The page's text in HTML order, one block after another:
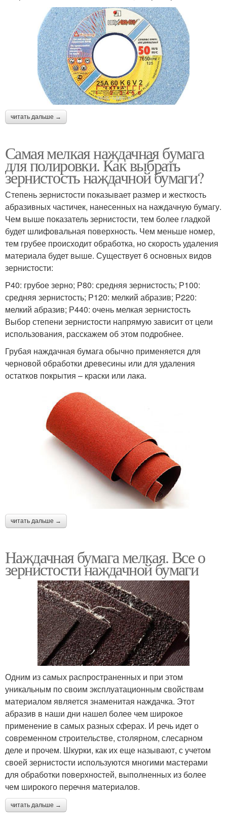
читать дальше →
Самая мелкая наждачная бумага
для полировки. Как выбрать
зернистость наждачной бумаги?
Степень зернистости показывает размер и жесткость
абразивных частичек, нанесенных на наждачную бумагу.
Чем выше показатель зернистости, тем более гладкой
будет шлифовальная поверхность. Чем меньше номер,
тем грубее происходит обработка, но скорость удаления
материала будет выше. Существует 6 основных видов
зернистости:
Р40: грубое зерно; Р80: средняя зернистость; Р100:
средняя зернистость; Р120: мелкий абразив; Р220:
мелкий абразив; Р440: очень мелкая зернистость
Выбор степени зернистости напрямую зависит от цели
использования, расскажем об этом подробнее.
Грубая наждачная бумага обычно применяется для
черновой обработки древесины или для удаления
остатков покрытия – краски или лака.
читать дальше →
Наждачная бумага мелкая. Все о
зернистости наждачной бумаги
Одним из самых распространенных и при этом
уникальным по своим эксплуатационным свойствам
материалом является знаменитая наждачка. Этот
абразив в наши дни нашел более чем широкое
применение в самых разных сферах. И речь идет о
современном строительстве, столярном, слесарном
деле и прочем. Шкурки, как их еще называют, с учетом
своей зернистости используются многими мастерами
для обработки поверхностей, выполненных из более
чем широкого перечня материалов.
читать дальше →